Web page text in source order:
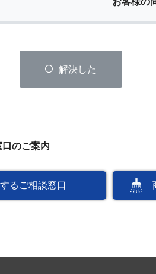
解決した
のご案内
るご相談窓口